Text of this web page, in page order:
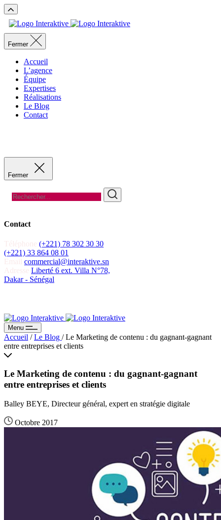
Fermer
Accueil
L’agence
Équipe
Expertises
Réalisations
Le Blog
Contact
Fermer
Contact
(+221) 78 302 30 30
(+221) 33 864 08 01
commercial@interaktive.sn
Liberté 6 ext. Villa N°78,
Dakar - Sénégal
Menu
Accueil / Le Blog / Le Marketing de contenu : du gagnant-gagnant
entre entreprises et clients
Le Marketing de contenu : du gagnant-gagnant
entre entreprises et clients
Balley BEYE, Directeur général, expert en stratégie digitale
Octobre 2017